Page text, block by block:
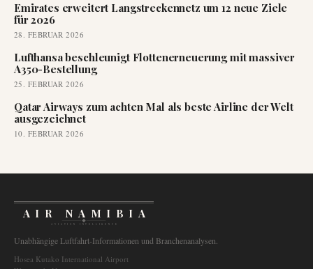
Emirates erweitert Langstreckennetz um 12 neue Ziele
für 2026
28. FEBRUAR 2026
Lufthansa beschleunigt Flottenerneuerung mit massiver
A350-Bestellung
25. FEBRUAR 2026
Qatar Airways zum achten Mal als beste Airline der Welt
ausgezeichnet
10. FEBRUAR 2026
AIR NAMIBIA
AVIATION INTELLIGENCE
Unabhängige Luftfahrt-Informationen und Branchenanalysen.
Hosea Kutako International Airport